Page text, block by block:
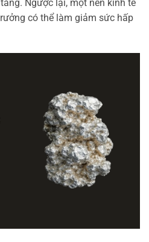
Ngược lại, một nền kinh tế
có thể làm giảm sức hấp